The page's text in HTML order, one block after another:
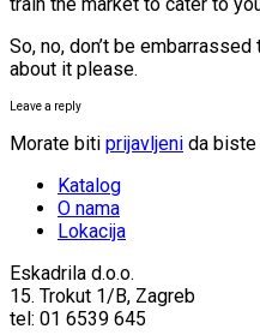
So, no, don’t be embarrassed
about it please.
Leave a reply
Morate biti prijavljeni da biste
Katalog
O nama
Lokacija
Eskadrila d.o.o.
15. Trokut 1/B, Zagreb
tel: 01 6539 645